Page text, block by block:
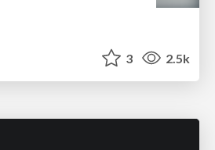
3 2.5k